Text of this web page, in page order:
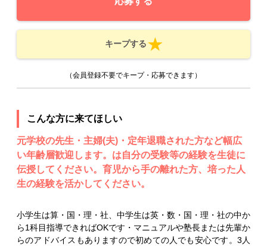
キープする
（会員登録不要でキープ・応募できます）
こんな方に来てほしい
元学校の先生・主婦(夫)・定年退職された方など幅広
い年齢層歓迎します。は自分の受験等の経験を生徒に
伝授してください。育児から手の離れた方、培った人
生の経験を活かしてください。
小学生は算・国・理・社、中学生は英・数・国・理・社の中か
ら1科目指導できればOKです・マニュアルや塾長または先輩か
らのアドバイスもありますので初めての人でも安心です。3人